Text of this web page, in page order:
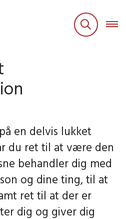
en delvis lukket
du ret til at være den
behandler dig med
og dine ting, til at
ret til at der er
dig og giver dig